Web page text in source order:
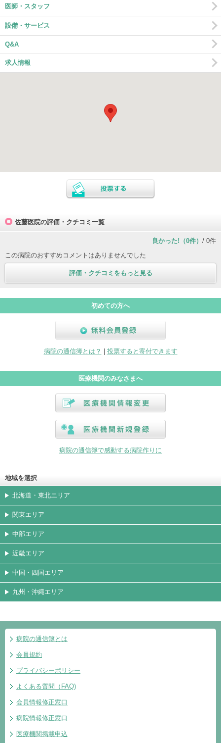
医師・スタッフ
設備・サービス
Q&A
求人情報
佐藤医院の評価・クチコミ一覧
良かった!（0件） / 0件
この病院のおすすめコメントはありませんでした
評価・クチコミをもっと見る
初めての方へ
病院の通信簿とは？
投票すると寄付できます
医療機関のみなさまへ
病院の通信簿で感動する病院作りに
地域を選択
北海道・東北エリア
関東エリア
中部エリア
近畿エリア
中国・四国エリア
九州・沖縄エリア
病院の通信簿とは
会員規約
プライバシーポリシー
よくある質問（FAQ)
会員情報修正窓口
病院情報修正窓口
医療機関掲載申込